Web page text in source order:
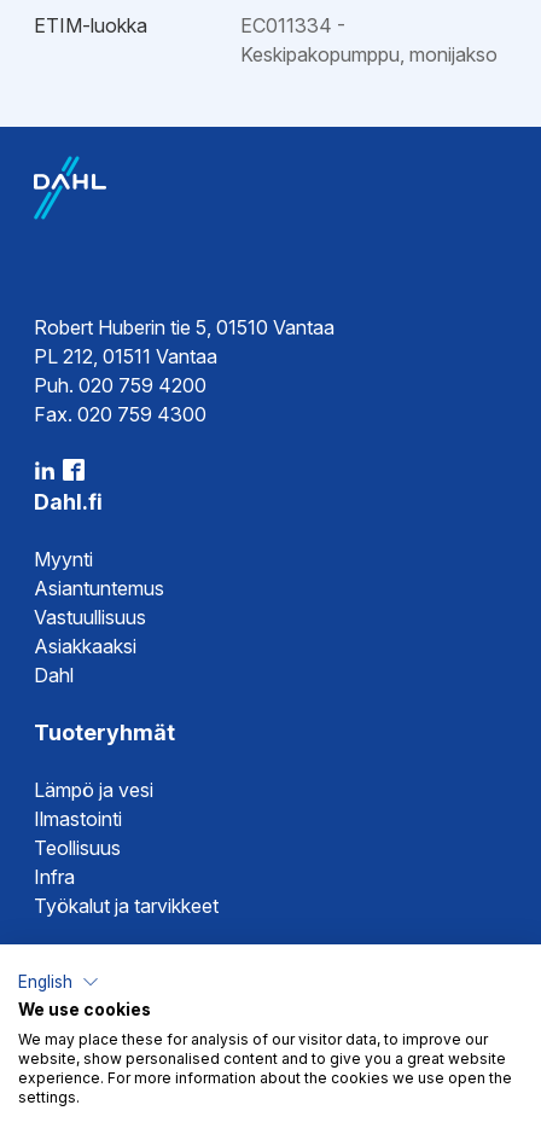
ETIM-luokka
EC011334 -
Keskipakopumppu, monijakso
Kytkentäkaavio
Esite
Hyväksynnät
Vaatimustenmukaisuusvakuutus
DoC
Robert Huberin tie 5, 01510 Vantaa
PL 212, 01511 Vantaa
Puh. 020 759 4200
Fax. 020 759 4300
Dahl.fi
Myynti
Asiantuntemus
Vastuullisuus
Asiakkaaksi
Dahl
Tuoteryhmät
Lämpö ja vesi
Ilmastointi
Teollisuus
Infra
Työkalut ja tarvikkeet
Altech
Alterna
Novipro
Votec
English
We use cookies
We may place these for analysis of our visitor data, to improve our
website, show personalised content and to give you a great website
experience. For more information about the cookies we use open the
settings.